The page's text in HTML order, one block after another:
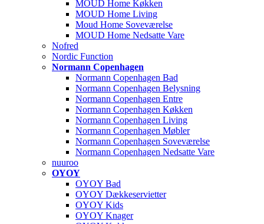
MOUD Home Køkken
MOUD Home Living
Moud Home Soveværelse
MOUD Home Nedsatte Vare
Nofred
Nordic Function
Normann Copenhagen
Normann Copenhagen Bad
Normann Copenhagen Belysning
Normann Copenhagen Entre
Normann Copenhagen Køkken
Normann Copenhagen Living
Normann Copenhagen Møbler
Normann Copenhagen Soveværelse
Normann Copenhagen Nedsatte Vare
nuuroo
OYOY
OYOY Bad
OYOY Dækkeservietter
OYOY Kids
OYOY Knager